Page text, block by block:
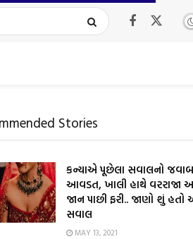
Stories
કન્યાએ પૂછેલા સવાલનો
આવડત, ખાલી હાથે વરરાજા
જાન પાછી ફરી.. જાણો શું હતો
સવાલ
MAY 13, 2021